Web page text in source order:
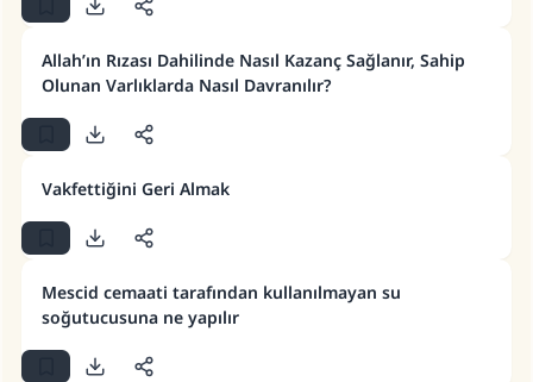
Allah’ın Rızası Dahilinde Nasıl Kazanç Sağlanır, Sahip
Olunan Varlıklarda Nasıl Davranılır?
Vakfettiğini Geri Almak
Mescid cemaati tarafından kullanılmayan su
soğutucusuna ne yapılır